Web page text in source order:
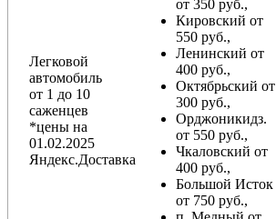
Легковой
автомобиль
от 1 до 10
саженцев
*цены на
01.02.2025
Яндекс.Доставка
от 350 руб.,
Кировский от
550 руб.,
Ленинский от
400 руб.,
Октябрьский от
300 руб.,
Орджоникидз.
от 550 руб.,
Чкаловский от
400 руб.,
Большой Исток
от 750 руб.,